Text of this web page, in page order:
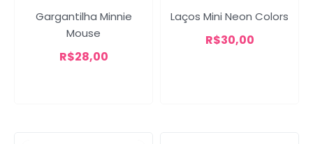
Gargantilha Minnie
Mouse
R$28,00
Laços Mini Neon Colors
R$30,00